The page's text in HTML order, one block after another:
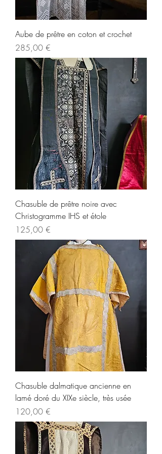
Aube de prêtre en coton et crochet
Prix
285,00 €
Chasuble de prêtre noire avec
Christogramme IHS et étole
Prix
125,00 €
Chasuble dalmatique ancienne en
lamé doré du XIXe siècle, très usée
Prix
120,00 €